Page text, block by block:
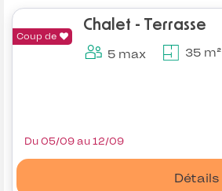
Coup de
Chalet - Terrasse
5 max 35 m²
Détails
Du 05/09 au 12/09